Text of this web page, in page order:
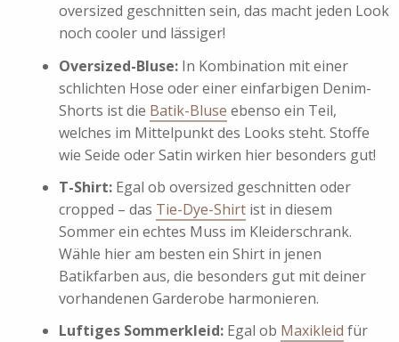
oversized geschnitten sein, das macht jeden Look
noch cooler und lässiger!
Oversized-Bluse: In Kombination mit einer
schlichten Hose oder einer einfarbigen Denim-
Shorts ist die Batik-Bluse ebenso ein Teil,
welches im Mittelpunkt des Looks steht. Stoffe
wie Seide oder Satin wirken hier besonders gut!
T-Shirt: Egal ob oversized geschnitten oder
cropped – das Tie-Dye-Shirt ist in diesem
Sommer ein echtes Muss im Kleiderschrank.
Wähle hier am besten ein Shirt in jenen
Batikfarben aus, die besonders gut mit deiner
vorhandenen Garderobe harmonieren.
Luftiges Sommerkleid: Egal ob Maxikleid für